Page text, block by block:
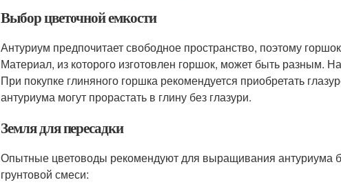
Выбор цветочной емкости
Антуриум предпочитает свободное пространство, поэтому
Материал, из которого изготовлен горшок, может быть разным.
При покупке глиняного горшка рекомендуется приобретать
антуриума могут прорастать в глину без глазури.
Земля для пересадки
Опытные цветоводы рекомендуют для выращивания антуриума
грунтовой смеси: